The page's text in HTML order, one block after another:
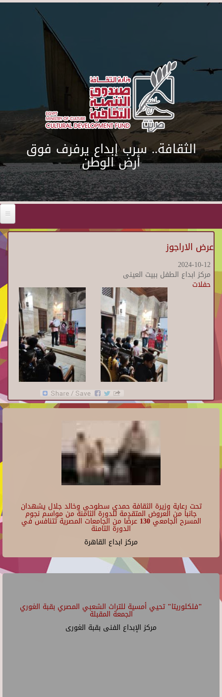
Skip to main content
الثقافة.. سرب إبداع يرفرف فوق
أرض الوطن
عرض الاراجوز
2024-10-12
مركز ابداع الطفل ببيت العينى
حفلات
تحت رعاية وزيرة الثقافة حمدي سطوحي وخالد جلال يشهدان
جانبا من العروض المتقدمة للدورة الثامنة من مواسم نجوم
المسرح الجامعي 130 عرضًا من الجامعات المصرية تتنافس في
الدورة الثامنة
مركز ابداع القاهرة
"فلكلوريتا" تحيي أمسية للتراث الشعبي المصري بقبة الغوري
الجمعة المقبلة
مركز الإبداع الفنى بقبة الغورى